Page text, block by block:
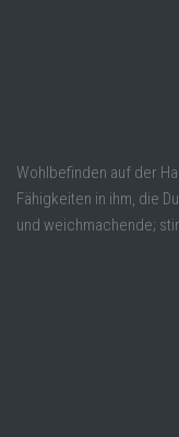
Wohlbefinden auf der
Fähigkeiten in ihm, die
und weichmachende;